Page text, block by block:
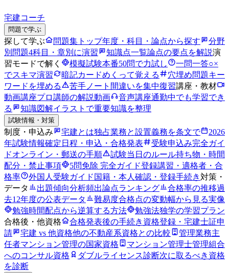
宅建コーチ
問題で学ぶ
探して学ぶ 問題集トップ年度・科目・論点から探す
分野
別問題4科目・章別に演習 知識点一覧論点の要点を解説演
習モードで解く
模擬試験本番50問で力試し 一問一答○×
でスキマ演習
暗記カードめくって覚える 穴埋め問題キー
ワードを埋める
苦手ノート 間違いを集中復習講座・教材
動画講座プロ講師の解説動画 音声講座通勤中でも学習でき
る
知識図解イラストで重要知識を整理
試験情報・対策
制度・申込み 宅建とは独占業務と設置義務を条文で
2026
年試験情報確定日程・申込・合格発表
受験申込み完全ガイ
ドオンライン・郵送の手順 試験当日のルール持ち物・時間
配分・禁止事項
5問免除 完全ガイド登録講習・適格者・合
格率
外国人受験ガイド 国籍・本人確認・登録手続き対策・
データ
出題傾向分析頻出論点ランキング 合格率の推移過
去12年度の公表データ
難易度合格点の変動幅から見る実像
勉強時間配点から逆算する方法 勉強法独学の学習プラン
合格後・他資格
合格発表後の手続き 資格登録・宅建士証申
請
宅建 vs 他資格他の不動産系資格との比較
管理業務主
任者マンション管理の国家資格 マンション管理士管理組合
へのコンサル資格
ダブルライセンス診断次に取るべき資格
を診断